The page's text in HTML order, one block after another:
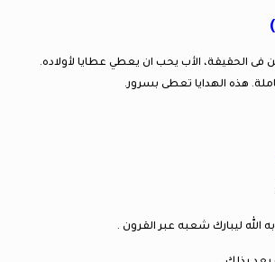
فى الحقيقة، الأب يحب ان يعطي عطايا لأولاده.
هذه الهدايا تعطى بسرور.